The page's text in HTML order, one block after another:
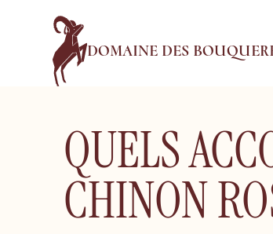
DOMAINE DES
QUELS
CHINON